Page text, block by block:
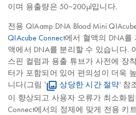
이며 용출량은 50~200μl입니다.
전용 QIAamp DNA Blood Mini
QIAcube Connect에서 혈액의 DNA를
액에서 DNA를 분리할 수 있습니다.
스핀 컬럼과 용출 튜브가 사전에 장
터가 포함되어 있어 편의성이 더욱
니다(그림 '
상당한 시간 절약' 참
이 향상되고 사용자 오류가 최소화됩
Connect에서의 정제에 맞게 전용 키